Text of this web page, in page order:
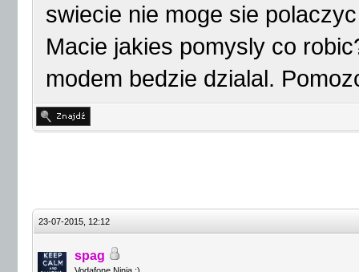
swiecie nie moge sie
Macie jakies pomysly co
modem bedzie dzialal.
23-07-2015, 12:12
spag